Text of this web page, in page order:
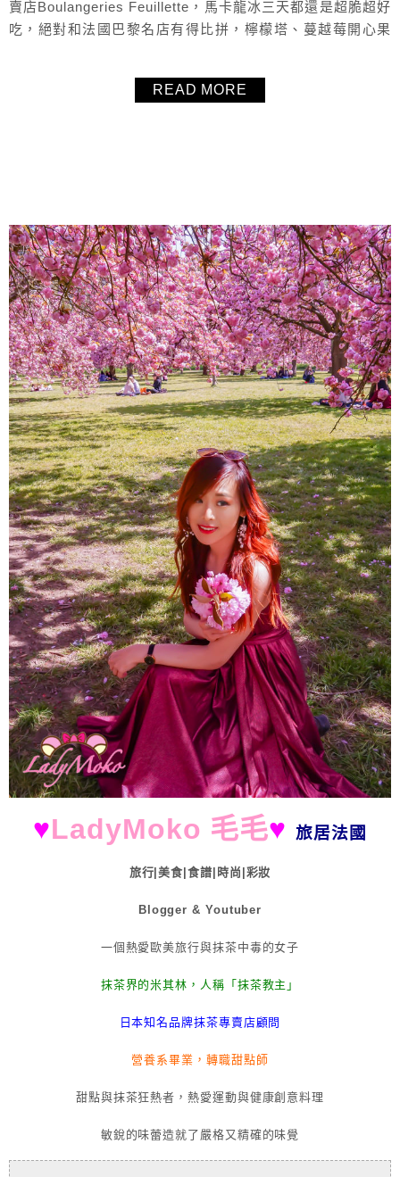
賣店Boulangeries Feuillette，馬卡龍冰三天都還是超脆超好
吃，絕對和法國巴黎名店有得比拼，檸檬塔、蔓越莓開心果
READ MORE
About
♥LadyMoko 毛毛♥ 旅居法國
旅行|美食|食譜|時尚|彩妝
Blogger & Youtuber
一個熱愛歐美旅行與抹茶中毒的女子
抹茶界的米其林，人稱「抹茶教主」
日本知名品牌抹茶專賣店顧問
營養系畢業，轉職甜點師
甜點與抹茶狂熱者，熱愛運動與健康創意料理
敏銳的味蕾造就了嚴格又精確的味覺